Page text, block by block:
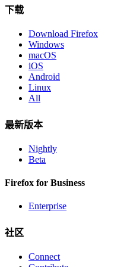
下载
Download Firefox
Windows
macOS
iOS
Android
Linux
All
最新版本
Nightly
Beta
Firefox for Business
Enterprise
社区
Connect